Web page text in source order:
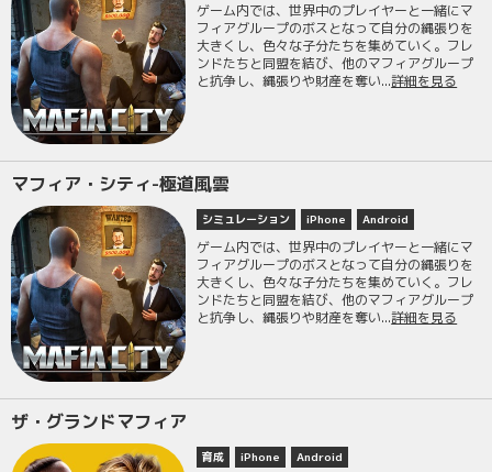
ゲーム内では、世界中のプレイヤーと一緒にマ
フィアグループのボスとなって自分の縄張りを
大きくし、色々な子分たちを集めていく。フレ
ンドたちと同盟を結び、他のマフィアグループ
と抗争し、縄張りや財産を奪い...詳細を見る
マフィア・シティ-極道風雲
シミュレーション iPhone Android
ゲーム内では、世界中のプレイヤーと一緒にマ
フィアグループのボスとなって自分の縄張りを
大きくし、色々な子分たちを集めていく。フレ
ンドたちと同盟を結び、他のマフィアグループ
と抗争し、縄張りや財産を奪い...詳細を見る
ザ・グランドマフィア
育成 iPhone Android